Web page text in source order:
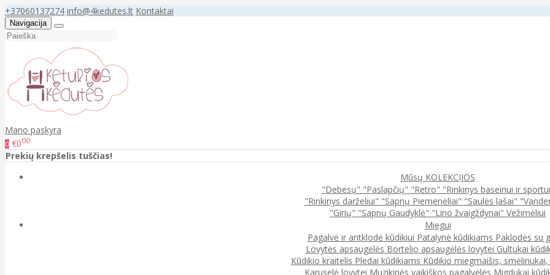
+37060137274 info@4kedutes.lt Kontaktai
Navigacija
Mano paskyra
0 €000
Prekių krepšelis tuščias!
Mūsų KOLEKCIJOS
"Debesų" "Paslapčių" "Retro" "Rinkinys baseinui ir
"Rinkinys darželiui" "Sapnų Piemenėliai" "Saulės lašai"
"Girių" "Sapnų Gaudyklė" "Lino žvaigždynai" Vežimėliui
Miegui
Pagalvė ir antklodė kūdikiui Patalynė kūdikiams Paklodės su
Lovytės apsaugėlės Bortelio apsaugėlės lovytei Gultukai
Kūdikio kraitelis Pledai kūdikiams Kūdikio miegmaišis,
Karuselė lovytei Muzikinės vaikiškos pagalvėlės Migdukai